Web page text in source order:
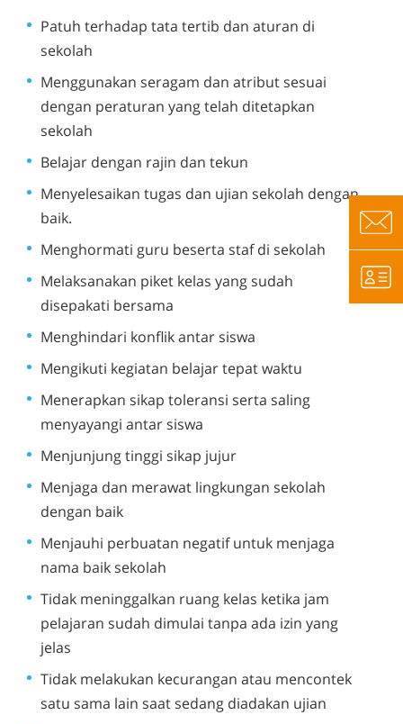
Patuh terhadap tata tertib dan aturan di
sekolah
Menggunakan seragam dan atribut sesuai
dengan peraturan yang telah ditetapkan
sekolah
Belajar dengan rajin dan tekun
Menyelesaikan tugas dan ujian sekolah dengan
baik.
Menghormati guru beserta staf di sekolah
Melaksanakan piket kelas yang sudah
disepakati bersama
Menghindari konflik antar siswa
Mengikuti kegiatan belajar tepat waktu
Menerapkan sikap toleransi serta saling
menyayangi antar siswa
Menjunjung tinggi sikap jujur
Menjaga dan merawat lingkungan sekolah
dengan baik
Menjauhi perbuatan negatif untuk menjaga
nama baik sekolah
Tidak meninggalkan ruang kelas ketika jam
pelajaran sudah dimulai tanpa ada izin yang
jelas
Tidak melakukan kecurangan atau mencontek
satu sama lain saat sedang diadakan ujian